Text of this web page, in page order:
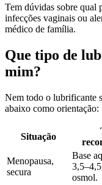
Tem dúvidas sobre qual
infecções vaginais ou
médico de família.
Que tipo de
mim?
Nem todo o lubrificante
abaixo como orientação:
Situação
Menopausa,
secura
Base
osmol.